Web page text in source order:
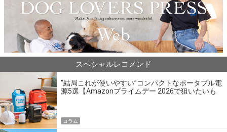
スペシャルレコメンド
“結局これが使いやすい”コンパクトなポータブル電
源5選【Amazonプライムデー 2026で狙いたいも
コラム